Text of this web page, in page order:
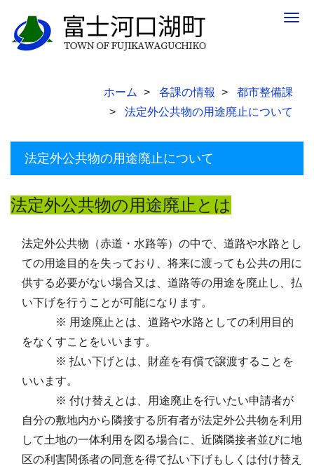
ホーム 各課の情報
都市整備課
法定外公共物の用途廃止について
法定外公共物の用途廃止について
法定外公共物の用途廃止とは
法定外公共物（赤道・水路等）の中で、道路や水路とし
ての用途目的を失っており、将来に渡っても公共の用に
供する必要がない場合又は、道路等の用途を廃止し、払
い下げを行うことが可能になります。
※ 用途廃止とは、道路や水路としての利用目的
をなくすことをいいます。
※ 払い下げとは、財産を有償で譲渡することを
いいます。
※ 付け替えとは、用途廃止を行いたい申請者が
自分の敷地内から隣接する所有者が法定外公共物を利用
して土地の一体利用を図る場合に、近隣隣接者並びに地
区の利害関係者の同意を得て払い下げもしくは付け替え